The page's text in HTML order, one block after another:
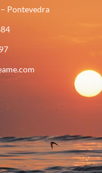
Pontevedra